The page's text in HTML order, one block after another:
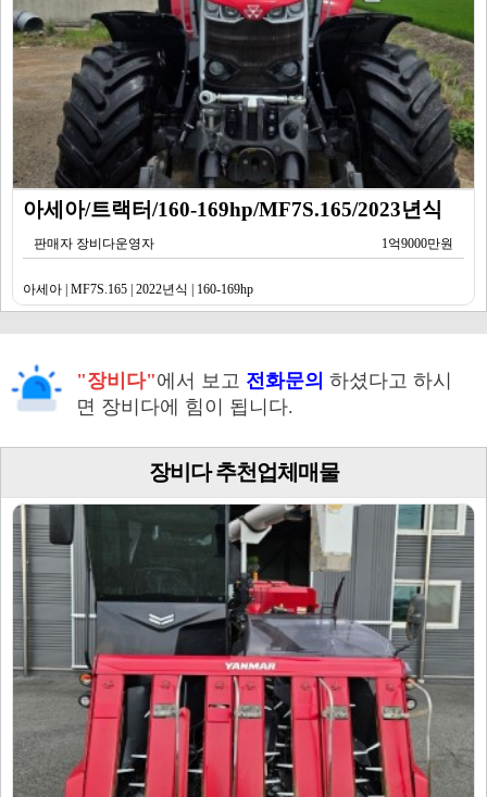
아세아/트랙터/160-169hp/MF7S.165/2023년식
판매자 장비다운영자 1억9000만원
아세아 | MF7S.165 | 2022년식 | 160-169hp
"장비다"에서 보고 전화문의 하셨다고 하시
면 장비다에 힘이 됩니다.
장비다 추천업체매물